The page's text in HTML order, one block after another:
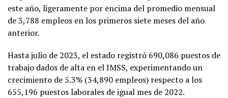
este año, ligeramente por encima del promedio mensual
de 3,788 empleos en los primeros siete meses del año
anterior.
Hasta julio de 2023, el estado registró 690,086 puestos de
trabajo dados de alta en el IMSS, experimentando un
crecimiento de 5.3% (34,890 empleos) respecto a los
655,196 puestos laborales de igual mes de 2022.